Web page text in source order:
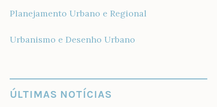
Planejamento Urbano e Regional
Urbanismo e Desenho Urbano
ÚLTIMAS NOTÍCIAS